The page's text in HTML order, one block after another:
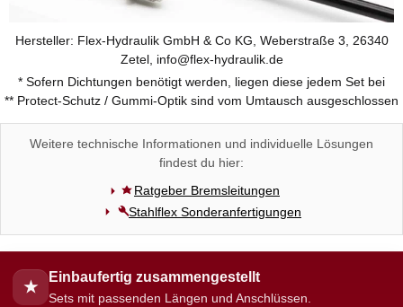
Hersteller: Flex-Hydraulik GmbH & Co KG, Weberstraße 3, 26340
Zetel, info@flex-hydraulik.de
* Sofern Dichtungen benötigt werden, liegen diese jedem Set bei
** Protect-Schutz / Gummi-Optik sind vom Umtausch ausgeschlossen
Weitere technische Informationen und individuelle Lösungen
findest du hier:
Ratgeber Bremsleitungen
Stahlflex Sonderanfertigungen
★
Einbaufertig zusammengestellt
Sets mit passenden Längen und Anschlüssen.